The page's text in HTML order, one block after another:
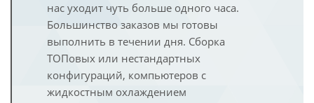
нас уходит чуть больше одного часа.
Большинство заказов мы готовы
выполнить в течении дня. Сборка
ТОПовых или нестандартных
конфигураций, компьютеров с
жидкостным охлаждением